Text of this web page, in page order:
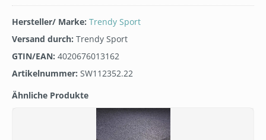
Hersteller/ Marke: Trendy Sport
Versand durch: Trendy Sport
GTIN/EAN: 4020676013162
Artikelnummer: SW112352.22
Ähnliche Produkte
Produktgalerie überspringen